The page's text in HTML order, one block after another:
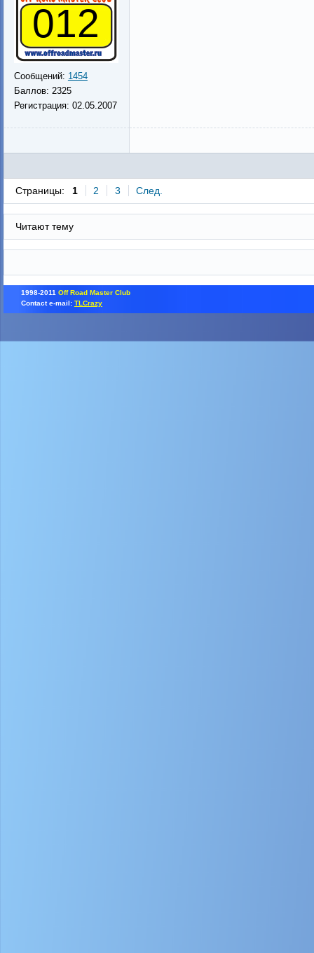
012
Сообщений: 1454
Баллов: 2325
Регистрация: 02.05.2007
Страницы: 1 2 3 След.
Читают тему
1998-2011 Off Road Master Club
Contact e-mail: TLCrazy